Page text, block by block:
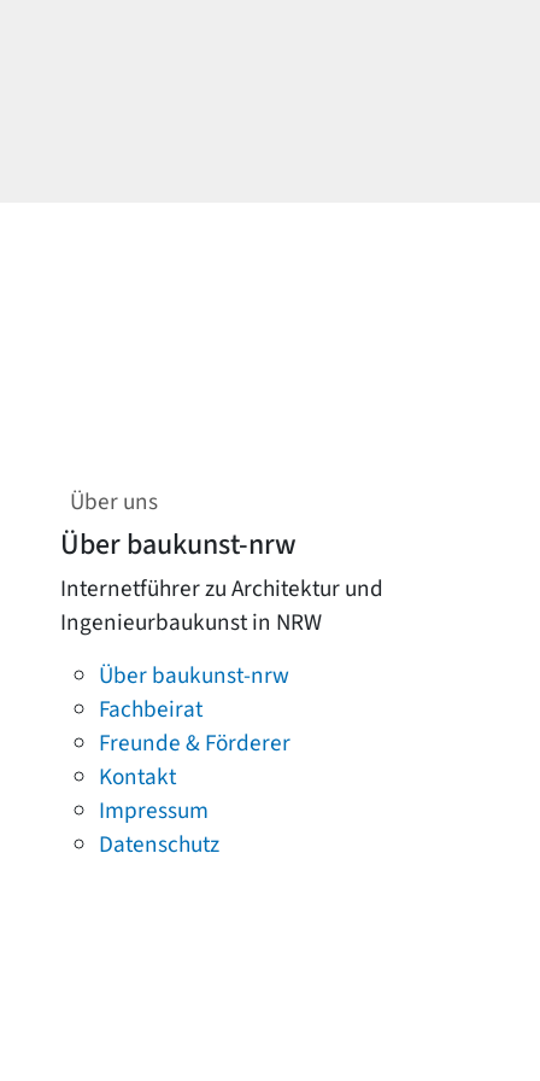
Über uns
Über baukunst-nrw
Internetführer zu Architektur und
Ingenieurbaukunst in NRW
Über baukunst-nrw
Fachbeirat
Freunde & Förderer
Kontakt
Impressum
Datenschutz